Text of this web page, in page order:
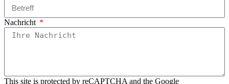
Nachricht
This site is protected by reCAPTCHA and the Google